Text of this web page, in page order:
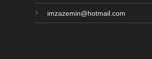
imzazemin@hotmail.com